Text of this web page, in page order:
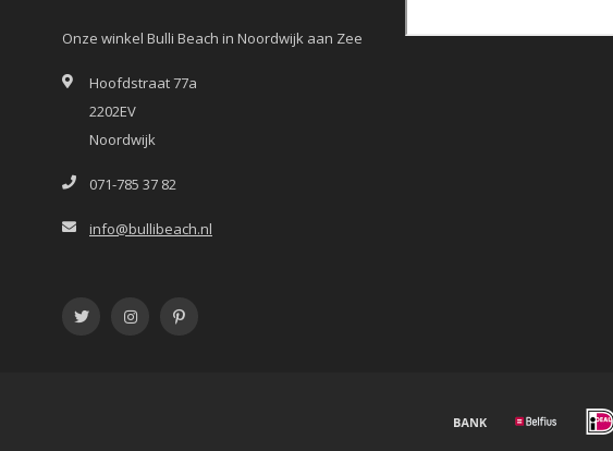
Onze winkel Bulli Beach in Noordwijk aan Zee
Hoofdstraat 77a
2202EV
Noordwijk
071-785 37 82
info@bullibeach.nl